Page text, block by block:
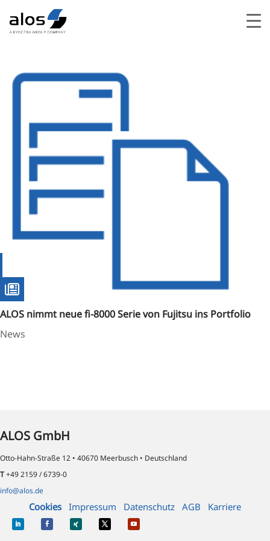
ALOS nimmt neue fi-8000 Serie von Fujitsu ins Portfolio
News
ALOS GmbH
Otto-Hahn-Straße 12 • 40670 Meerbusch • Deutschland
T+49 2159 / 6739-0
info@alos.de
Cookies Impressum Datenschutz AGB Karriere